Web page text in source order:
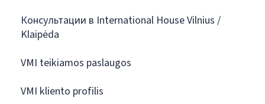
Консультации в International House Vilnius /
Klaipėda
VMI teikiamos paslaugos
VMI kliento profilis